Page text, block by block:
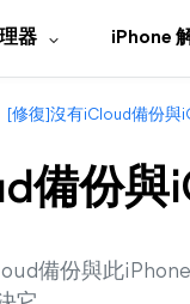
器 iPhone
[修復]沒有iCloud備份與
備份與
備份與此